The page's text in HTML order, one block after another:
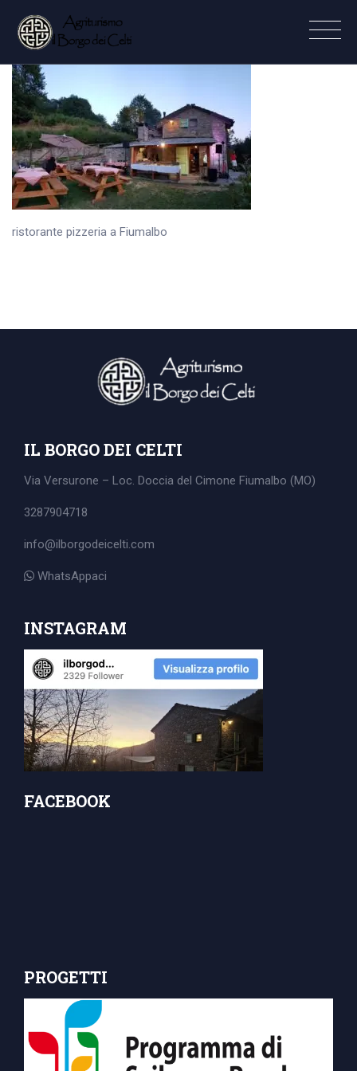
ristorante pizzeria a Fiumalbo
IL BORGO DEI CELTI
Via Versurone – Loc. Doccia del Cimone Fiumalbo (MO)
3287904718
info@ilborgodeicelti.com
WhatsAppaci
INSTAGRAM
FACEBOOK
PROGETTI
for: